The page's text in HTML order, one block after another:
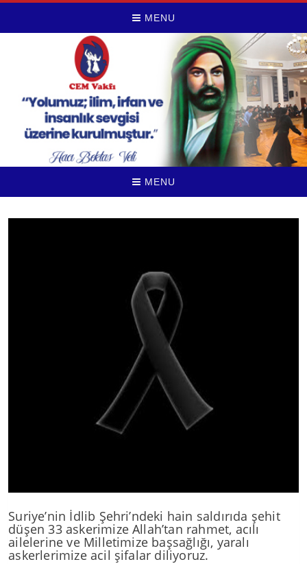
MENU
MENU
Suriye’nin İdlib Şehri’ndeki hain saldırıda şehit
düşen 33 askerimize Allah’tan rahmet, acılı
ailelerine ve Milletimize başsağlığı, yaralı
askerlerimize acil şifalar diliyoruz.